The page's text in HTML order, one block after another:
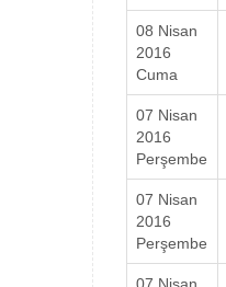
08 Nisan
2016
Cuma
07 Nisan
2016
Perşembe
07 Nisan
2016
Perşembe